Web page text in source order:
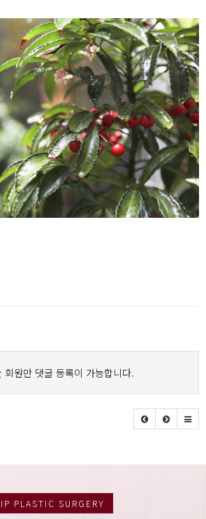
회원만 댓글 등록이 가능합니다.
PLASTIC SURGERY